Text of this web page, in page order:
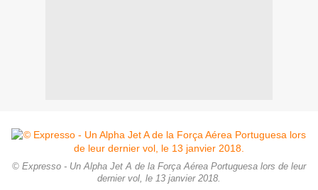
© Expresso - Un Alpha Jet A de la Força Aérea Portuguesa lors de leur
dernier vol, le 13 janvier 2018.